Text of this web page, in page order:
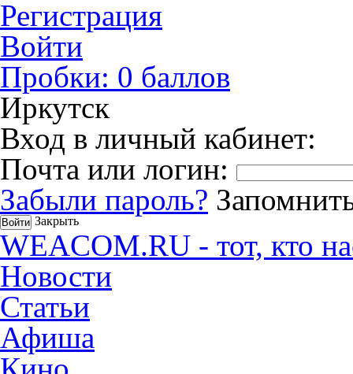
Регистрация
Войти
Пробки: 0 баллов
Иркутск
Вход в личный кабинет:
Почта или логин:
Забыли пароль?
Закрыть
WEACOM.RU - тот, кто
Новости
Статьи
Афиша